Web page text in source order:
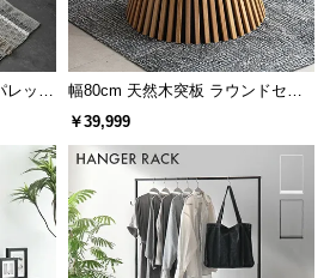
レット
幅80cm 天然木突板 ラウンドセン
ターテーブル 美しい格子デザイン
￥39,999